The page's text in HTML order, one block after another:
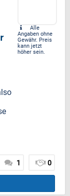
Alle
Angaben ohne
Gewähr. Preis
kann jetzt
höher sein.
1 0